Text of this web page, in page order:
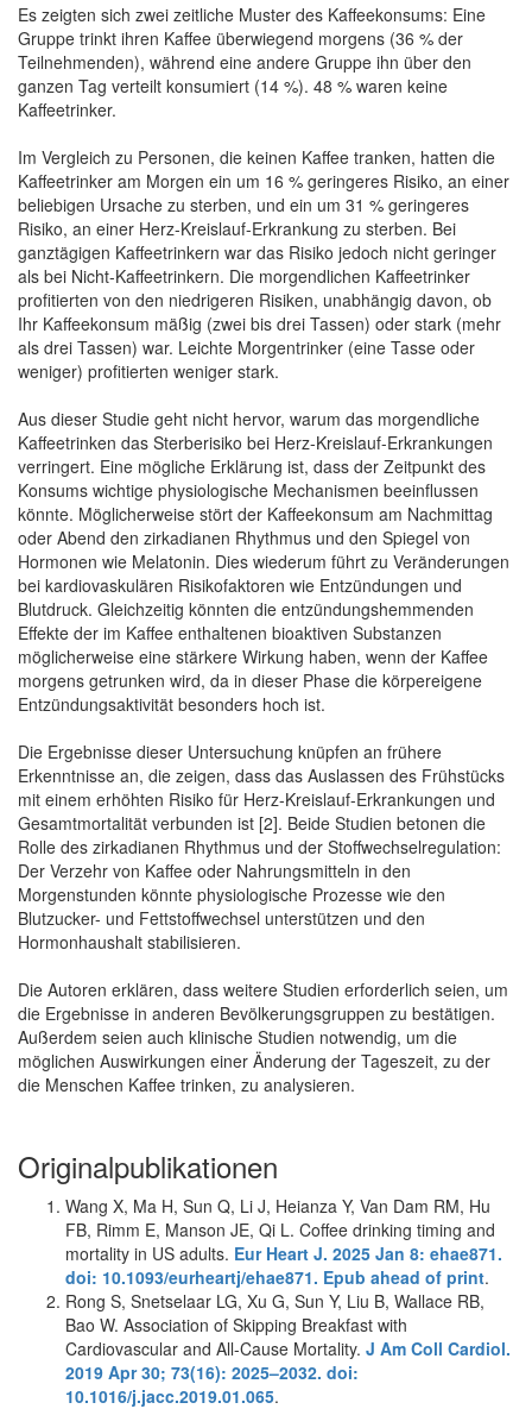
Es zeigten sich zwei zeitliche Muster des Kaffeekonsums: Eine
Gruppe trinkt ihren Kaffee überwiegend morgens (36 % der
Teilnehmenden), während eine andere Gruppe ihn über den
ganzen Tag verteilt konsumiert (14 %). 48 % waren keine
Kaffeetrinker.
Im Vergleich zu Personen, die keinen Kaffee tranken, hatten die
Kaffeetrinker am Morgen ein um 16 % geringeres Risiko, an einer
beliebigen Ursache zu sterben, und ein um 31 % geringeres
Risiko, an einer Herz-Kreislauf-Erkrankung zu sterben. Bei
ganztägigen Kaffeetrinkern war das Risiko jedoch nicht geringer
als bei Nicht-Kaffeetrinkern. Die morgendlichen Kaffeetrinker
profitierten von den niedrigeren Risiken, unabhängig davon, ob
Ihr Kaffeekonsum mäßig (zwei bis drei Tassen) oder stark (mehr
als drei Tassen) war. Leichte Morgentrinker (eine Tasse oder
weniger) profitierten weniger stark.
Aus dieser Studie geht nicht hervor, warum das morgendliche
Kaffeetrinken das Sterberisiko bei Herz-Kreislauf-Erkrankungen
verringert. Eine mögliche Erklärung ist, dass der Zeitpunkt des
Konsums wichtige physiologische Mechanismen beeinflussen
könnte. Möglicherweise stört der Kaffeekonsum am Nachmittag
oder Abend den zirkadianen Rhythmus und den Spiegel von
Hormonen wie Melatonin. Dies wiederum führt zu Veränderungen
bei kardiovaskulären Risikofaktoren wie Entzündungen und
Blutdruck. Gleichzeitig könnten die entzündungshemmenden
Effekte der im Kaffee enthaltenen bioaktiven Substanzen
möglicherweise eine stärkere Wirkung haben, wenn der Kaffee
morgens getrunken wird, da in dieser Phase die körpereigene
Entzündungsaktivität besonders hoch ist.
Die Ergebnisse dieser Untersuchung knüpfen an frühere
Erkenntnisse an, die zeigen, dass das Auslassen des Frühstücks
mit einem erhöhten Risiko für Herz-Kreislauf-Erkrankungen und
Gesamtmortalität verbunden ist [2]. Beide Studien betonen die
Rolle des zirkadianen Rhythmus und der Stoffwechselregulation:
Der Verzehr von Kaffee oder Nahrungsmitteln in den
Morgenstunden könnte physiologische Prozesse wie den
Blutzucker- und Fettstoffwechsel unterstützen und den
Hormonhaushalt stabilisieren.
Die Autoren erklären, dass weitere Studien erforderlich seien, um
die Ergebnisse in anderen Bevölkerungsgruppen zu bestätigen.
Außerdem seien auch klinische Studien notwendig, um die
möglichen Auswirkungen einer Änderung der Tageszeit, zu der
die Menschen Kaffee trinken, zu analysieren.
Originalpublikationen
Wang X, Ma H, Sun Q, Li J, Heianza Y, Van Dam RM, Hu
FB, Rimm E, Manson JE, Qi L. Coffee drinking timing and
mortality in US adults. Eur Heart J. 2025 Jan 8: ehae871.
doi: 10.1093/eurheartj/ehae871. Epub ahead of print.
Rong S, Snetselaar LG, Xu G, Sun Y, Liu B, Wallace RB,
Bao W. Association of Skipping Breakfast with
Cardiovascular and All-Cause Mortality. J Am Coll Cardiol.
2019 Apr 30; 73(16): 2025–2032. doi:
10.1016/j.jacc.2019.01.065.